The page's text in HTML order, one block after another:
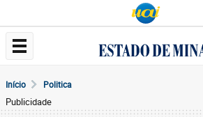
Início Politica
Publicidade